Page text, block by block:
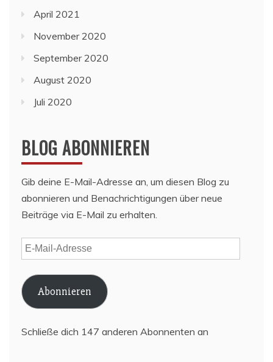
April 2021
November 2020
September 2020
August 2020
Juli 2020
BLOG ABONNIEREN
Gib deine E-Mail-Adresse an, um diesen Blog zu
abonnieren und Benachrichtigungen über neue
Beiträge via E-Mail zu erhalten.
E-
Mail-
Adresse
Abonnieren
Schließe dich 147 anderen Abonnenten an